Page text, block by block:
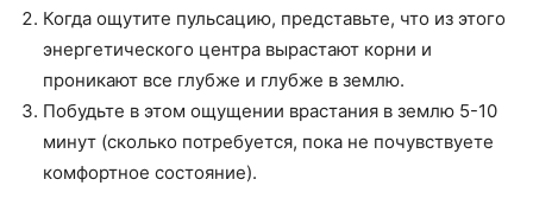
Когда ощутите пульсацию, представьте, что из этого
энергетического центра вырастают корни и
проникают все глубже и глубже в землю.
Побудьте в этом ощущении врастания в землю 5-10
минут (сколько потребуется, пока не почувствуете
комфортное состояние).